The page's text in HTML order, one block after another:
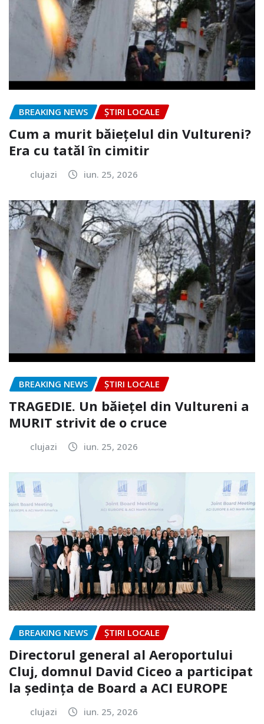
BREAKING NEWS ȘTIRI LOCALE
Cum a murit băiețelul din Vultureni?
Era cu tatăl în cimitir
clujazi iun. 25, 2026
BREAKING NEWS ȘTIRI LOCALE
TRAGEDIE. Un băiețel din Vultureni a
MURIT strivit de o cruce
clujazi iun. 25, 2026
BREAKING NEWS ȘTIRI LOCALE
Directorul general al Aeroportului
Cluj, domnul David Ciceo a participat
la ședința de Board a ACI EUROPE
clujazi iun. 25, 2026